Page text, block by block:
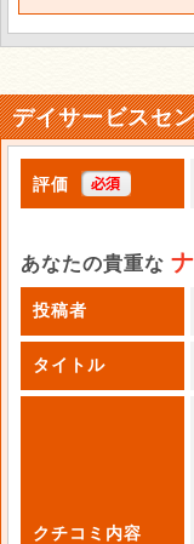
デイサービスセ
評価
あなたの貴重な
投稿者
タイトル
クチコミ内容